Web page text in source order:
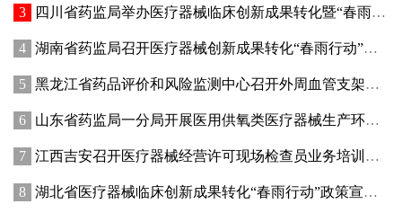
四川省药监局举办医疗器械临床创新成果转化暨“春雨行动”宣贯培训会
湖南省药监局召开医疗器械创新成果转化“春雨行动”推进会
黑龙江省药品评价和风险监测中心召开外周血管支架不良事件术语研讨会
山东省药监局一分局开展医用供氧类医疗器械生产环节专项检查
江西吉安召开医疗器械经营许可现场检查员业务培训暨廉政纪律教育会议
湖北省医疗器械临床创新成果转化“春雨行动”政策宣讲暨首批临床创新成果供需对接会在武汉举办